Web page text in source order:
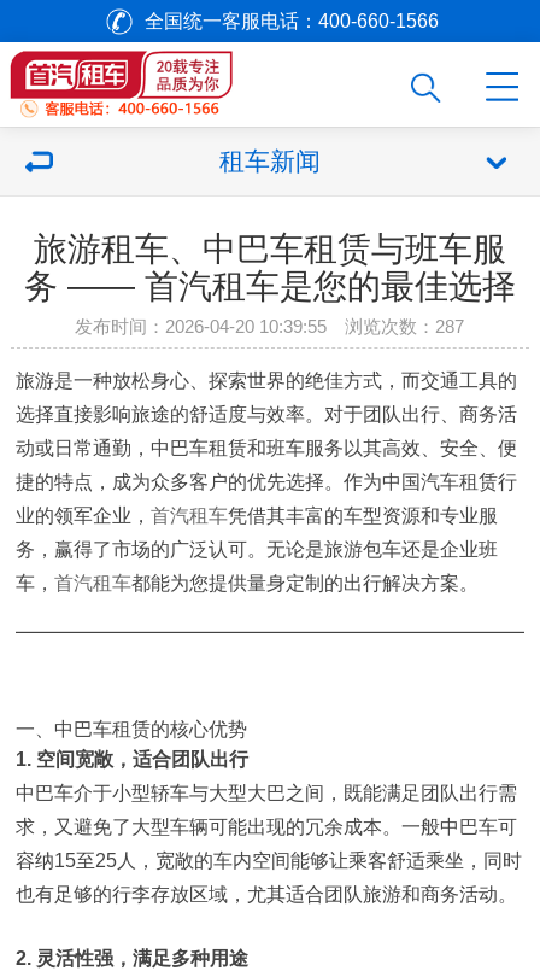
全国统一客服电话：400-660-1566
租车新闻
旅游租车、中巴车租赁与班车服
务 —— 首汽租车是您的最佳选择
发布时间：2026-04-20 10:39:55 浏览次数： 287
旅游是一种放松身心、探索世界的绝佳方式，而交通工具的
选择直接影响旅途的舒适度与效率。对于团队出行、商务活
动或日常通勤，中巴车租赁和班车服务以其高效、安全、便
捷的特点，成为众多客户的优先选择。作为中国汽车租赁行
业的领军企业，首汽租车凭借其丰富的车型资源和专业服
务，赢得了市场的广泛认可。无论是旅游包车还是企业班
车，首汽租车都能为您提供量身定制的出行解决方案。
一、中巴车租赁的核心优势
1. 空间宽敞，适合团队出行
中巴车介于小型轿车与大型大巴之间，既能满足团队出行需
求，又避免了大型车辆可能出现的冗余成本。一般中巴车可
容纳15至25人，宽敞的车内空间能够让乘客舒适乘坐，同时
也有足够的行李存放区域，尤其适合团队旅游和商务活动。
2. 灵活性强，满足多种用途